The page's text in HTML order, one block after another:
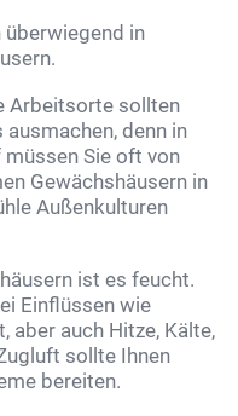
überwiegend in
Arbeitsorte sollten
ausmachen, denn in
müssen Sie oft von
Gewächshäusern in
Außenkulturen
ist es feucht.
Einflüssen wie
aber auch Hitze, Kälte,
sollte Ihnen
bereiten.